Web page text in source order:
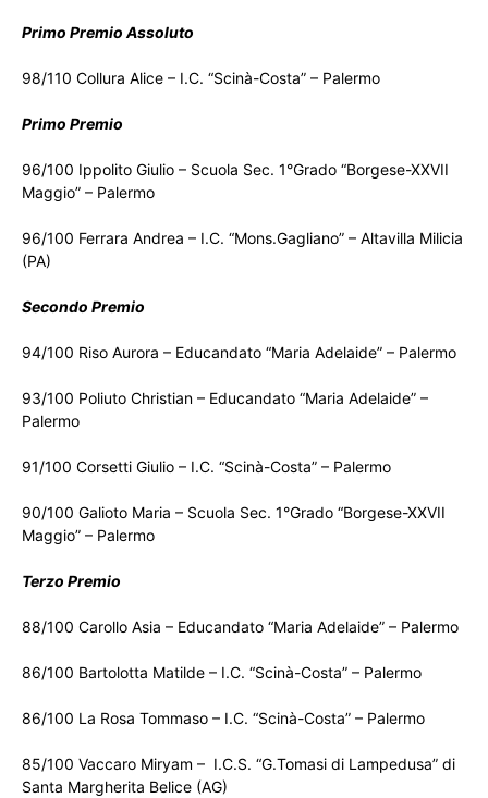
Primo Premio Assoluto
98/110 Collura Alice – I.C. “Scinà-Costa” – Palermo
Primo Premio
96/100 Ippolito Giulio – Scuola Sec. 1°Grado “Borgese-XXVII
Maggio” – Palermo
96/100 Ferrara Andrea – I.C. “Mons.Gagliano” – Altavilla Milicia
(PA)
Secondo Premio
94/100 Riso Aurora – Educandato “Maria Adelaide” – Palermo
93/100 Poliuto Christian – Educandato “Maria Adelaide” –
Palermo
91/100 Corsetti Giulio – I.C. “Scinà-Costa” – Palermo
90/100 Galioto Maria – Scuola Sec. 1°Grado “Borgese-XXVII
Maggio” – Palermo
Terzo Premio
88/100 Carollo Asia – Educandato “Maria Adelaide” – Palermo
86/100 Bartolotta Matilde – I.C. “Scinà-Costa” – Palermo
86/100 La Rosa Tommaso – I.C. “Scinà-Costa” – Palermo
85/100 Vaccaro Miryam – I.C.S. “G.Tomasi di Lampedusa” di
Santa Margherita Belice (AG)